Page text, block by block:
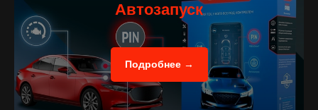
Автозапуск
Подробнее →